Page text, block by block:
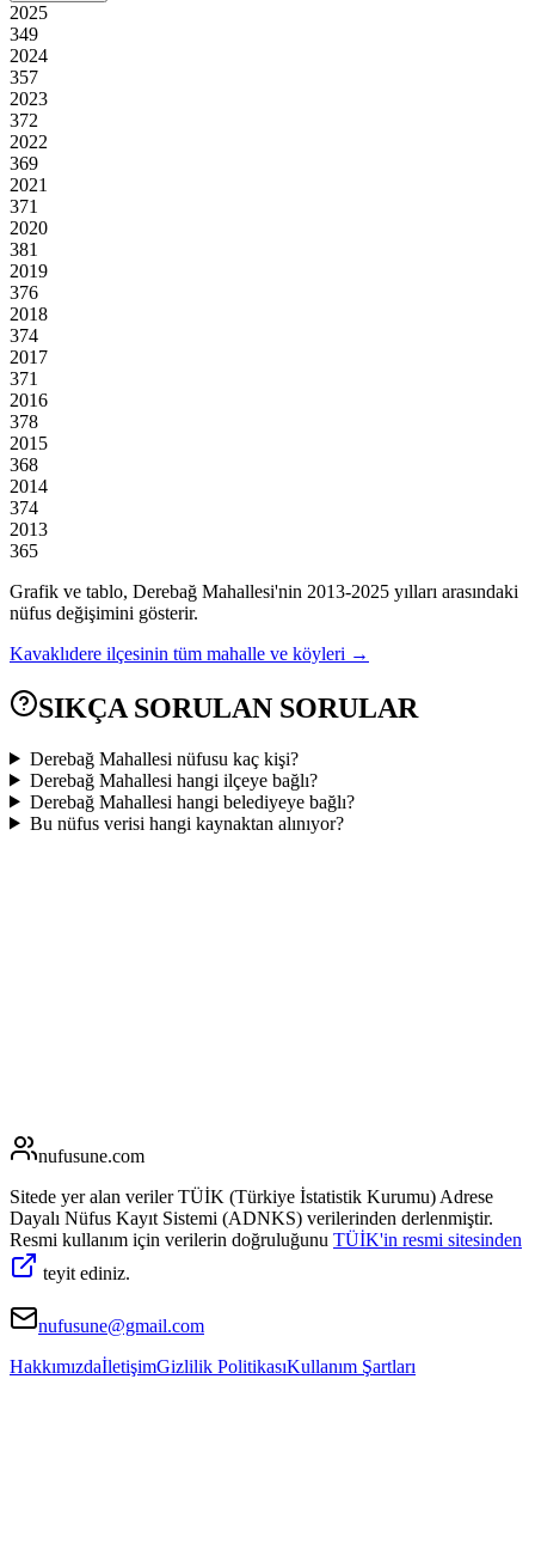
2025
349
2024
357
2023
372
2022
369
2021
371
2020
381
2019
376
2018
374
2017
371
2016
378
2015
368
2014
374
2013
365
Grafik ve tablo, Derebağ Mahallesi'nin 2013-2025 yılları arasındaki
nüfus değişimini gösterir.
Kavaklıdere ilçesinin tüm mahalle ve köyleri →
SIKÇA SORULAN SORULAR
Derebağ Mahallesi nüfusu kaç kişi?
Derebağ Mahallesi hangi ilçeye bağlı?
Derebağ Mahallesi hangi belediyeye bağlı?
Bu nüfus verisi hangi kaynaktan alınıyor?
nufusune.com
Sitede yer alan veriler TÜİK (Türkiye İstatistik Kurumu) Adrese
Dayalı Nüfus Kayıt Sistemi (ADNKS) verilerinden derlenmiştir.
Resmi kullanım için verilerin doğruluğunu TÜİK'in resmi sitesinden
teyit ediniz.
nufusune@gmail.com
HakkımızdaİletişimGizlilik PolitikasıKullanım Şartları